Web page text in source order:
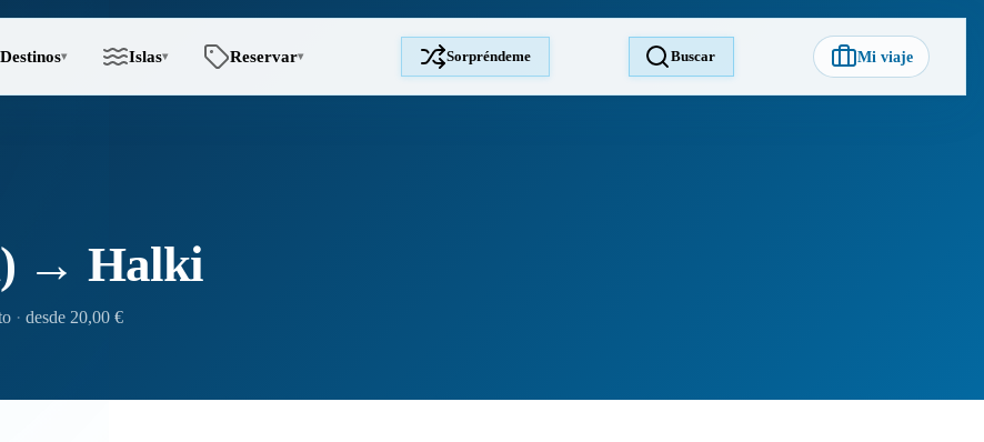
Destinos▾ Islas▾ Reservar▾ Sorpréndeme Buscar Mi viaje
→ Halki
· desde 20,00 €